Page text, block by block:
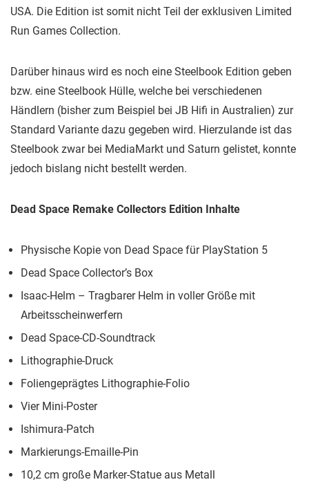
USA. Die Edition ist somit nicht Teil der exklusiven Limited
Run Games Collection.
Darüber hinaus wird es noch eine Steelbook Edition geben
bzw. eine Steelbook Hülle, welche bei verschiedenen
Händlern (bisher zum Beispiel bei JB Hifi in Australien) zur
Standard Variante dazu gegeben wird. Hierzulande ist das
Steelbook zwar bei MediaMarkt und Saturn gelistet, konnte
jedoch bislang nicht bestellt werden.
Dead Space Remake Collectors Edition Inhalte
Physische Kopie von Dead Space für PlayStation 5
Dead Space Collector’s Box
Isaac-Helm – Tragbarer Helm in voller Größe mit
Arbeitsscheinwerfern
Dead Space-CD-Soundtrack
Lithographie-Druck
Foliengeprägtes Lithographie-Folio
Vier Mini-Poster
Ishimura-Patch
Markierungs-Emaille-Pin
10,2 cm große Marker-Statue aus Metall